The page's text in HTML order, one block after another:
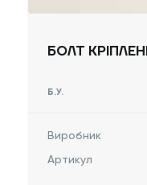
БОЛТ
Б.У.
Виробник
Артикул